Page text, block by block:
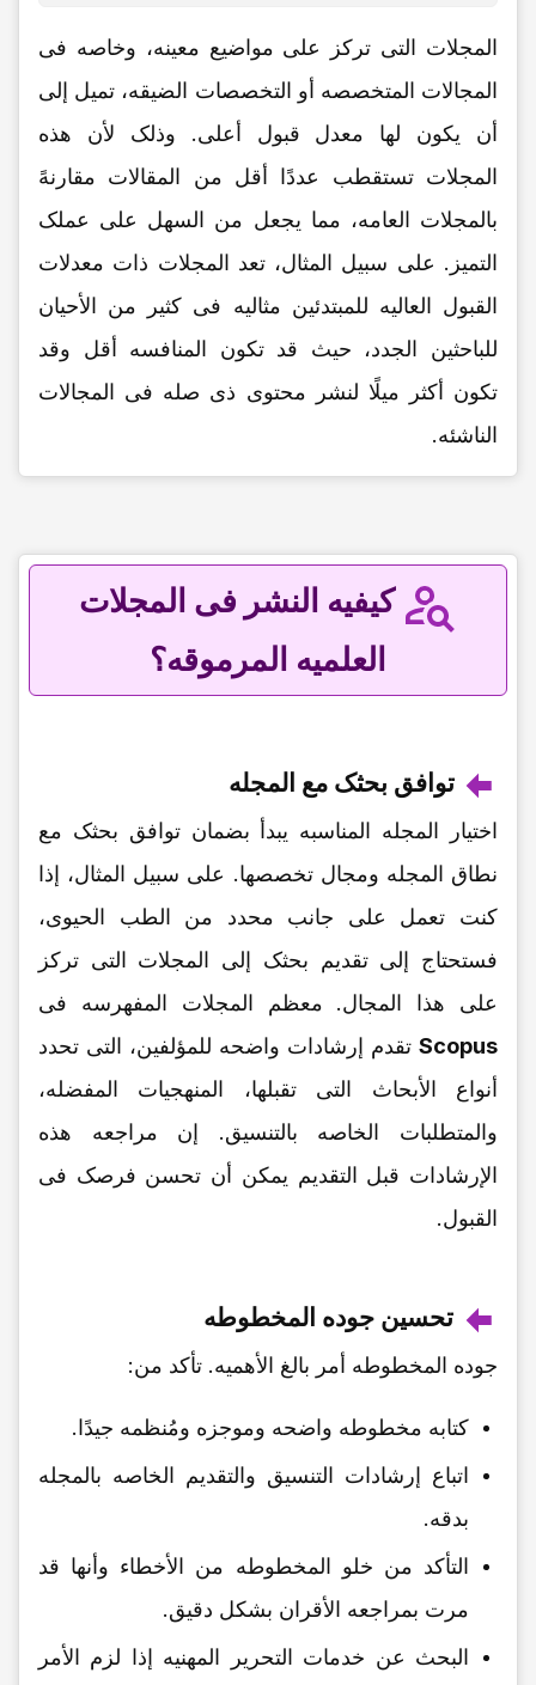
المجلات التی ترکز على مواضیع معینه، وخاصه فی
المجالات المتخصصه أو التخصصات الضیقه، تمیل إلى
أن یکون لها معدل قبول أعلى. وذلک لأن هذه
المجلات تستقطب عددًا أقل من المقالات مقارنهً
بالمجلات العامه، مما یجعل من السهل على عملک
التمیز. على سبیل المثال، تعد المجلات ذات معدلات
القبول العالیه للمبتدئین مثالیه فی کثیر من الأحیان
للباحثین الجدد، حیث قد تکون المنافسه أقل وقد
تکون أکثر میلًا لنشر محتوى ذی صله فی المجالات
الناشئه.
کیفیه النشر فی المجلات
العلمیه المرموقه؟
توافق بحثک مع المجله
اختیار المجله المناسبه یبدأ بضمان توافق بحثک مع
نطاق المجله ومجال تخصصها. على سبیل المثال، إذا
کنت تعمل على جانب محدد من الطب الحیوی،
فستحتاج إلى تقدیم بحثک إلى المجلات التی ترکز
على هذا المجال. معظم المجلات المفهرسه فی
Scopus تقدم إرشادات واضحه للمؤلفین، التی تحدد
أنواع الأبحاث التی تقبلها، المنهجیات المفضله،
والمتطلبات الخاصه بالتنسیق. إن مراجعه هذه
الإرشادات قبل التقدیم یمکن أن تحسن فرصک فی
القبول.
تحسین جوده المخطوطه
جوده المخطوطه أمر بالغ الأهمیه. تأکد من:
کتابه مخطوطه واضحه وموجزه ومُنظمه جیدًا.
اتباع إرشادات التنسیق والتقدیم الخاصه بالمجله
بدقه.
التأکد من خلو المخطوطه من الأخطاء وأنها قد
مرت بمراجعه الأقران بشکل دقیق.
البحث عن خدمات التحریر المهنیه إذا لزم الأمر